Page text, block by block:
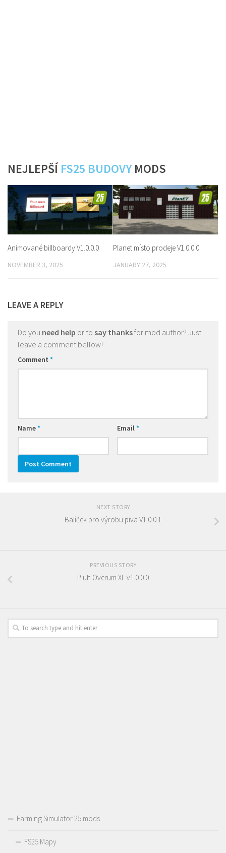
NEJLEPŠÍ FS25 BUDOVYMODS
Animované billboardy V1.0.0.0
NOVEMBER 3, 2025
Planet místo prodeje V1.0.0.0
JANUARY 27, 2025
LEAVE A REPLY
Do you need help or to say thanksfor mod author? Just
leave a comment bellow!
Comment *
Name* Email*
NEXT STORY
Balíček pro výrobu piva V1.0.0.1
PREVIOUS STORY
Pluh Overum XL v1.0.0.0
Farming Simulator 25 mods
FS25 Mapy